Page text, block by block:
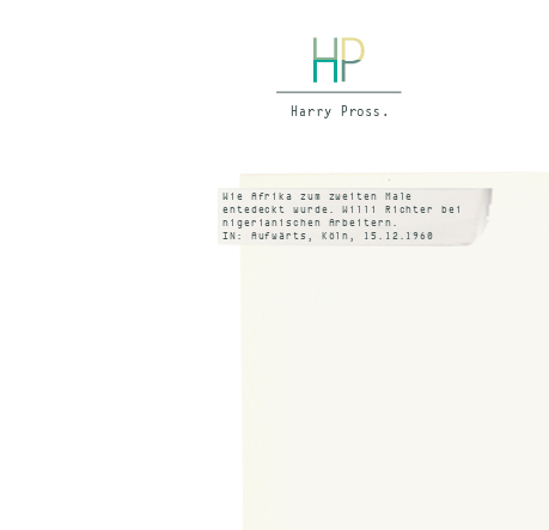
Wie Afrika zum zweiten Male
entedeckt wurde. Willi Richter bei
nigerianischen Arbeitern.
IN: Aufwärts, Köln, 15.12.1960